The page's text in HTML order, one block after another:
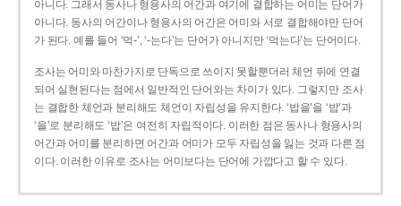
아니다. 그래서 동사나 형용사의 어간과 여기에 결합하는 어미는 단어가
아니다. 동사의 어간이나 형용사의 어간은 어미와 서로 결합해야만 단어
가 된다. 예를 들어 ‘먹-’, ‘-는다’는 단어가 아니지만 ‘먹는다’는 단어이다.
조사는 어미와 마찬가지로 단독으로 쓰이지 못할뿐더러 체언 뒤에 연결
되어 실현된다는 점에서 일반적인 단어와는 차이가 있다. 그렇지만 조사
는 결합한 체언과 분리해도 체언이 자립성을 유지한다. ‘밥을’을 ‘밥’과
‘을’로 분리해도 ‘밥’은 여전히 자립적이다. 이러한 점은 동사나 형용사의
어간과 어미를 분리하면 어간과 어미가 모두 자립성을 잃는 것과 다른 점
이다. 이러한 이유로 조사는 어미보다는 단어에 가깝다고 할 수 있다.